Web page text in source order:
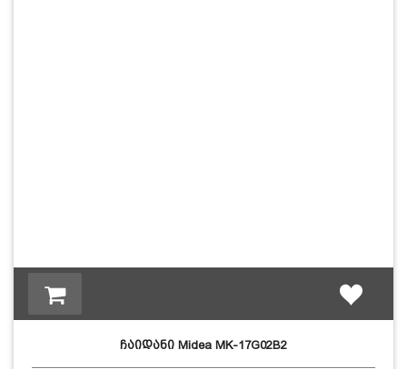
ჩაიდანი Midea MK-17G02B2